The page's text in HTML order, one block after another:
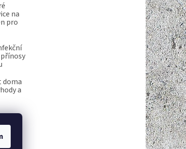
na
pro
přínosy
doma
a